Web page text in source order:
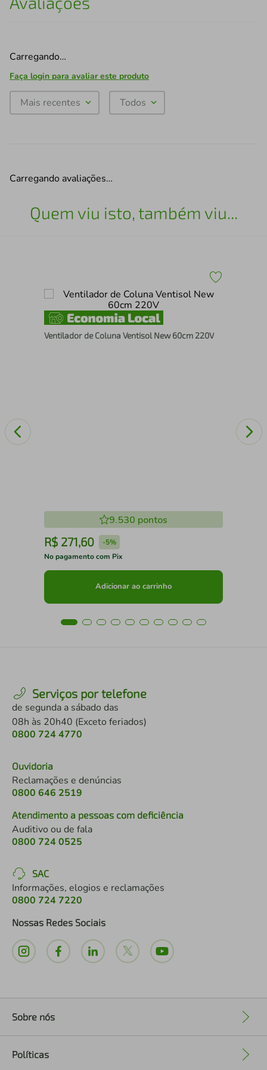
Carregando…
Faça login para avaliar este produto
Mais recentes Todos
Carregando avaliações…
Quem viu isto, também viu...
Ventilador de Coluna Ventisol New 60cm 220V
9.530 pontos
R$ 271,60 -5%
No pagamento com Pix
Adicionar ao carrinho
Serviços por telefone
de segunda a sábado das
08h às 20h40 (Exceto feriados)
0800 724 4770
Ouvidoria
Reclamações e denúncias
0800 646 2519
Atendimento a pessoas com deficiência
Auditivo ou de fala
0800 724 0525
SAC
Informações, elogios e reclamações
0800 724 7220
Nossas Redes Sociais
Sobre nós
Políticas